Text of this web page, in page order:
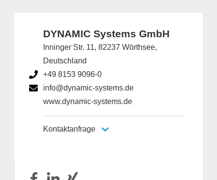
DYNAMIC Systems GmbH
Inninger Str. 11, 82237 Wörthsee,
Deutschland
+49 8153 9096-0
info@dynamic-systems.de
www.dynamic-systems.de
Kontaktanfrage